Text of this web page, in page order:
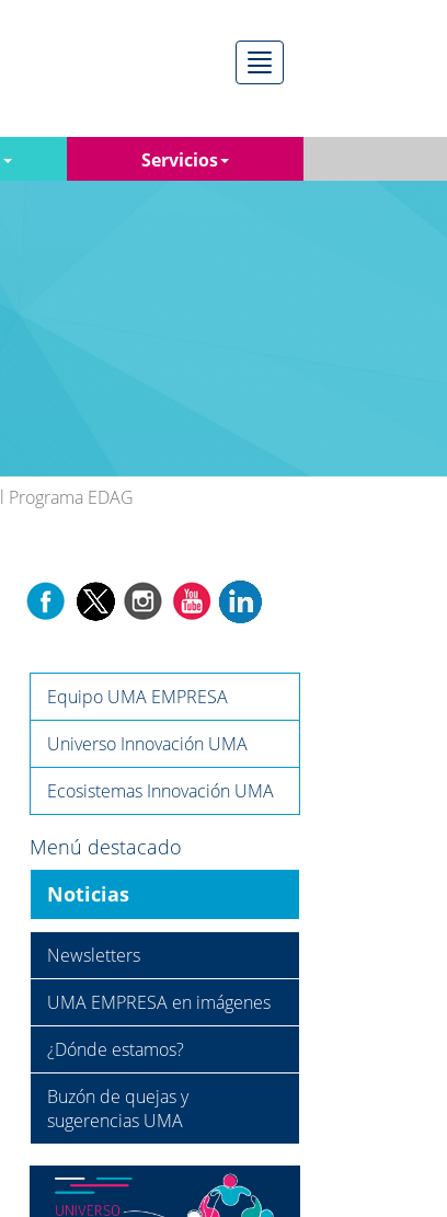
Menú
Servicios
EDAG
Equipo UMA EMPRESA
Universo Innovación UMA
Ecosistemas Innovación UMA
Menú destacado
Noticias
Newsletters
UMA EMPRESA en imágenes
¿Dónde estamos?
Buzón de quejas y
sugerencias UMA